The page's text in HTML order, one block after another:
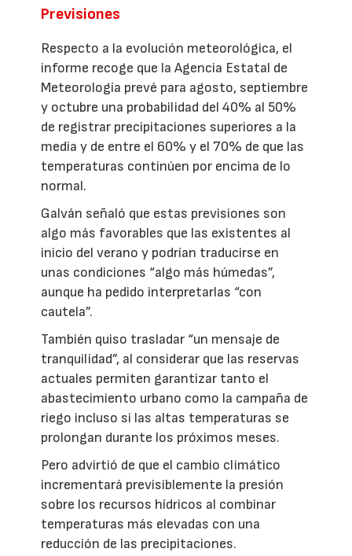
Previsiones
Respecto a la evolución meteorológica, el
informe recoge que la Agencia Estatal de
Meteorología prevé para agosto, septiembre
y octubre una probabilidad del 40% al 50%
de registrar precipitaciones superiores a la
media y de entre el 60% y el 70% de que las
temperaturas continúen por encima de lo
normal.
Galván señaló que estas previsiones son
algo más favorables que las existentes al
inicio del verano y podrían traducirse en
unas condiciones “algo más húmedas”,
aunque ha pedido interpretarlas “con
cautela”.
También quiso trasladar “un mensaje de
tranquilidad”, al considerar que las reservas
actuales permiten garantizar tanto el
abastecimiento urbano como la campaña de
riego incluso si las altas temperaturas se
prolongan durante los próximos meses.
Pero advirtió de que el cambio climático
incrementará previsiblemente la presión
sobre los recursos hídricos al combinar
temperaturas más elevadas con una
reducción de las precipitaciones.